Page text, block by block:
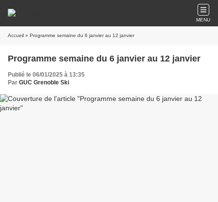
MENU
Accueil » Programme semaine du 6 janvier au 12 janvier
Programme semaine du 6 janvier au 12 janvier
Publié le 06/01/2025 à 13:35
Par GUC Grenoble Ski